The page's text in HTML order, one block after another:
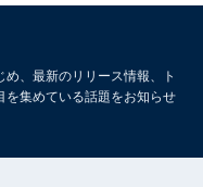
、最新のリリース情報、ト
を集めている話題をお知らせ